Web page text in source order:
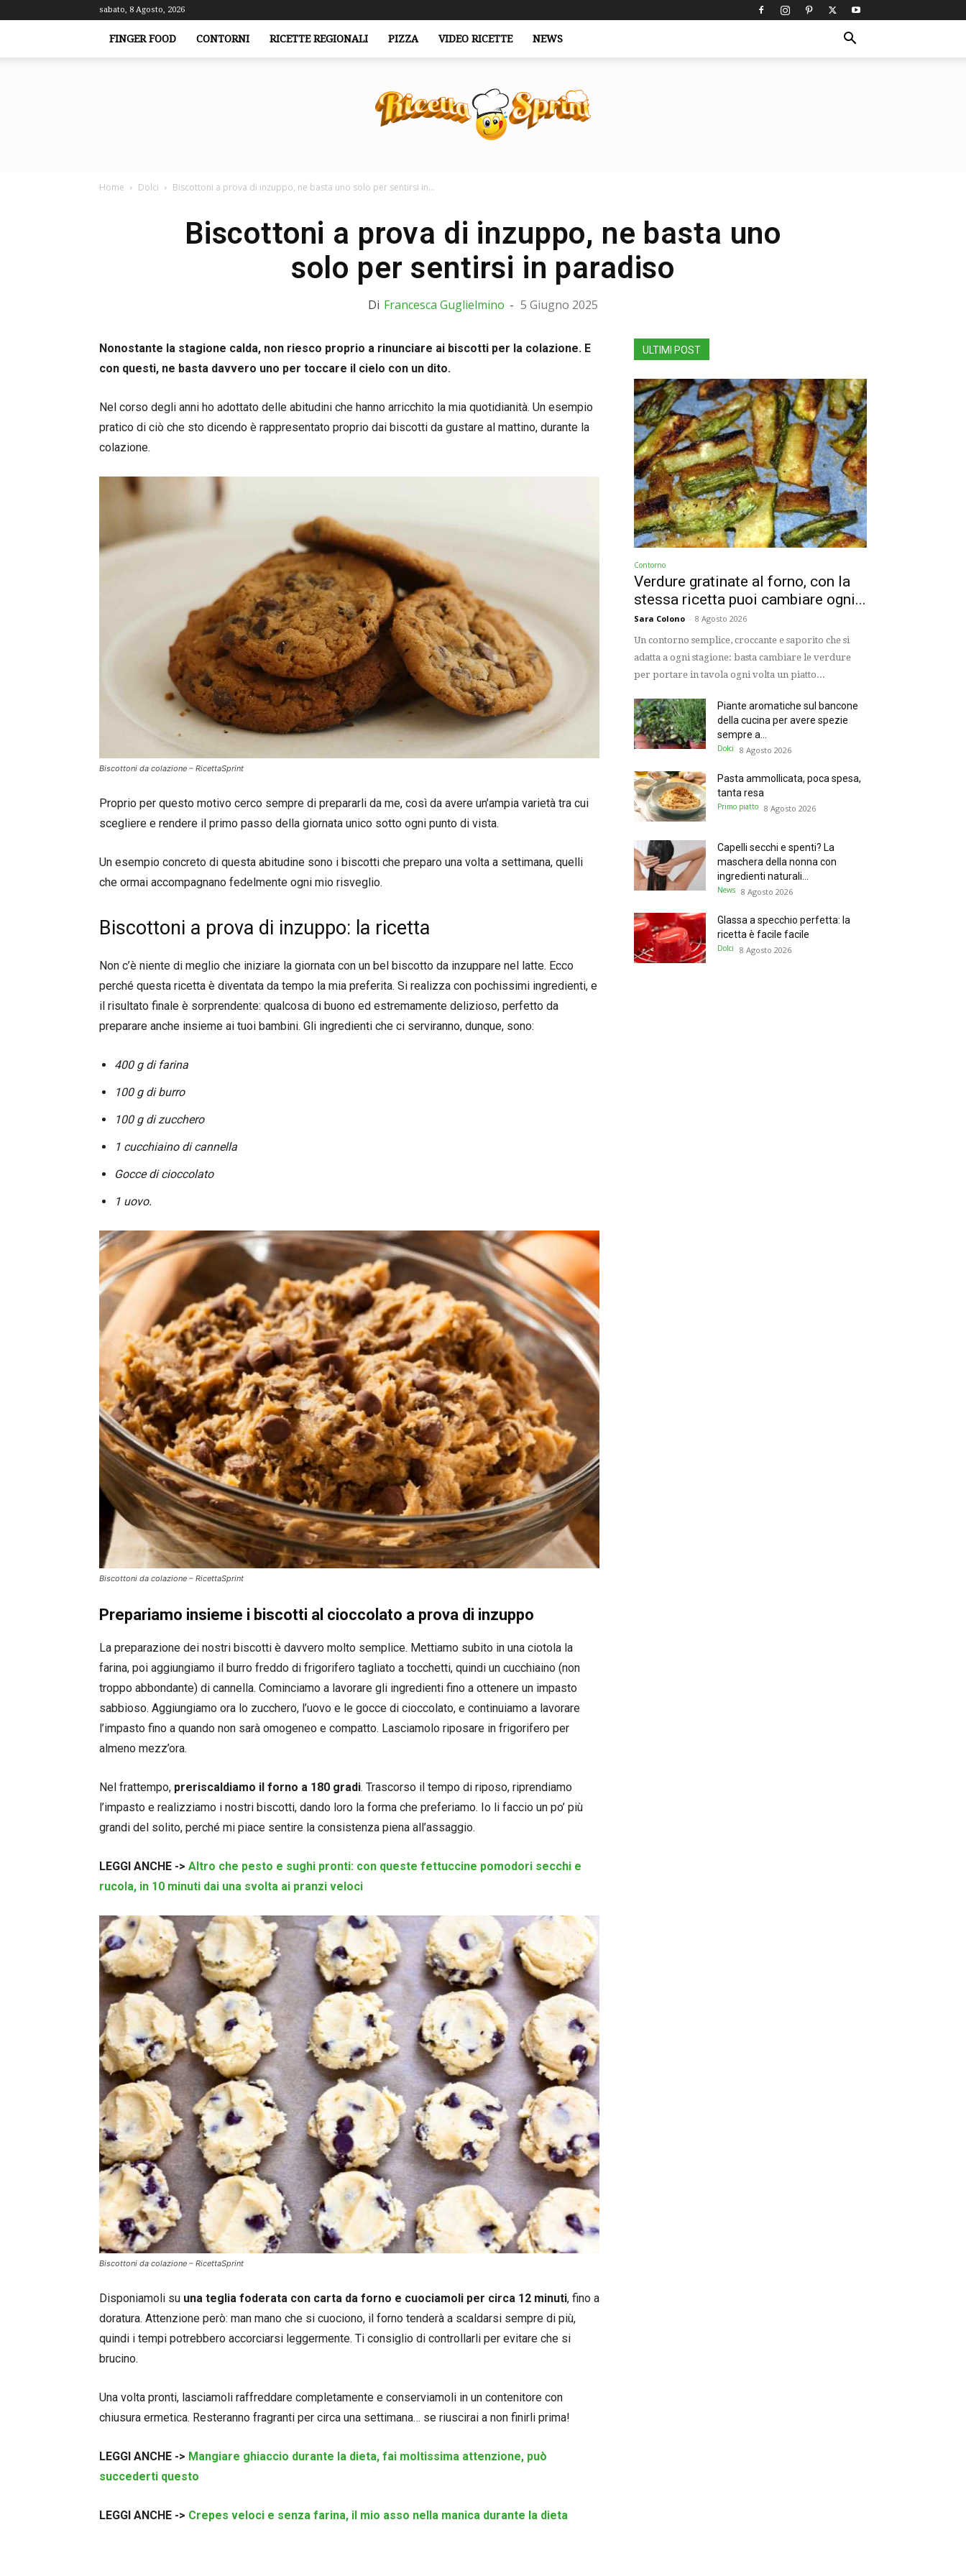
sabato, 8 Agosto, 2026
FINGER FOOD CONTORNI RICETTE REGIONALI PIZZA VIDEO RICETTE NEWS
Home Dolci Biscottoni a prova di inzuppo, ne basta uno solo per sentirsi in...
Biscottoni a prova di inzuppo, ne basta uno
solo per sentirsi in paradiso
Di Francesca Guglielmino - 5 Giugno 2025
Nonostante la stagione calda, non riesco proprio a rinunciare ai biscotti per la colazione. E
con questi, ne basta davvero uno per toccare il cielo con un dito.
Nel corso degli anni ho adottato delle abitudini che hanno arricchito la mia quotidianità. Un esempio
pratico di ciò che sto dicendo è rappresentato proprio dai biscotti da gustare al mattino, durante la
colazione.
Biscottoni da colazione – RicettaSprint
Proprio per questo motivo cerco sempre di prepararli da me, così da avere un’ampia varietà tra cui
scegliere e rendere il primo passo della giornata unico sotto ogni punto di vista.
Un esempio concreto di questa abitudine sono i biscotti che preparo una volta a settimana, quelli
che ormai accompagnano fedelmente ogni mio risveglio.
Biscottoni a prova di inzuppo: la ricetta
Non c’è niente di meglio che iniziare la giornata con un bel biscotto da inzuppare nel latte. Ecco
perché questa ricetta è diventata da tempo la mia preferita. Si realizza con pochissimi ingredienti, e
il risultato finale è sorprendente: qualcosa di buono ed estremamente delizioso, perfetto da
preparare anche insieme ai tuoi bambini. Gli ingredienti che ci serviranno, dunque, sono:
400 g di farina
100 g di burro
100 g di zucchero
1 cucchiaino di cannella
Gocce di cioccolato
1 uovo.
Biscottoni da colazione – RicettaSprint
Prepariamo insieme i biscotti al cioccolato a prova di inzuppo
La preparazione dei nostri biscotti è davvero molto semplice. Mettiamo subito in una ciotola la
farina, poi aggiungiamo il burro freddo di frigorifero tagliato a tocchetti, quindi un cucchiaino (non
troppo abbondante) di cannella. Cominciamo a lavorare gli ingredienti fino a ottenere un impasto
sabbioso. Aggiungiamo ora lo zucchero, l’uovo e le gocce di cioccolato, e continuiamo a lavorare
l’impasto fino a quando non sarà omogeneo e compatto. Lasciamolo riposare in frigorifero per
almeno mezz’ora.
Nel frattempo, preriscaldiamo il forno a 180 gradi. Trascorso il tempo di riposo, riprendiamo
l’impasto e realizziamo i nostri biscotti, dando loro la forma che preferiamo. Io li faccio un po’ più
grandi del solito, perché mi piace sentire la consistenza piena all’assaggio.
LEGGI ANCHE -> Altro che pesto e sughi pronti: con queste fettuccine pomodori secchi e
rucola, in 10 minuti dai una svolta ai pranzi veloci
Biscottoni da colazione – RicettaSprint
Disponiamoli su una teglia foderata con carta da forno e cuociamoli per circa 12 minuti, fino a
doratura. Attenzione però: man mano che si cuociono, il forno tenderà a scaldarsi sempre di più,
quindi i tempi potrebbero accorciarsi leggermente. Ti consiglio di controllarli per evitare che si
brucino.
Una volta pronti, lasciamoli raffreddare completamente e conserviamoli in un contenitore con
chiusura ermetica. Resteranno fragranti per circa una settimana… se riuscirai a non finirli prima!
LEGGI ANCHE -> Mangiare ghiaccio durante la dieta, fai moltissima attenzione, può
succederti questo
LEGGI ANCHE -> Crepes veloci e senza farina, il mio asso nella manica durante la dieta
ULTIMI POST
Contorno
Verdure gratinate al forno, con la
stessa ricetta puoi cambiare ogni...
Sara Colono - 8 Agosto 2026
Un contorno semplice, croccante e saporito che si
adatta a ogni stagione: basta cambiare le verdure
per portare in tavola ogni volta un piatto...
Piante aromatiche sul bancone
della cucina per avere spezie
sempre a...
Dolci 8 Agosto 2026
Pasta ammollicata, poca spesa,
tanta resa
Primo piatto 8 Agosto 2026
Capelli secchi e spenti? La
maschera della nonna con
ingredienti naturali...
News 8 Agosto 2026
Glassa a specchio perfetta: la
ricetta è facile facile
Dolci 8 Agosto 2026